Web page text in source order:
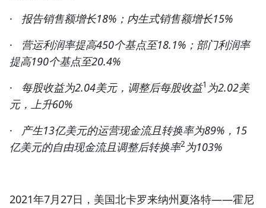
· 报告销售额增长18%；内生式销售额增长15%
· 营运利润率提高450个基点至18.1%；部门利润率
提高190个基点至20.4%
· 每股收益为2.04美元，调整后每股收益1 为2.02美
元，上升60%
· 产生13亿美元的运营现金流且转换率为89%，15
亿美元的自由现金流且调整后转换率2 为103%
2021年7月27日，美国北卡罗来纳州夏洛特——霍尼